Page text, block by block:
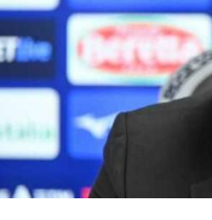
Lazio Women
Calciomercato
Video